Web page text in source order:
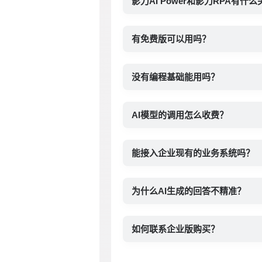
有免费版可以用吗？
没有编程基础能用吗？
AI模型的调用怎么收费？
能接入企业现有的业务系统吗？
为什么AI生成的回答不精准？
如何联系企业版购买？